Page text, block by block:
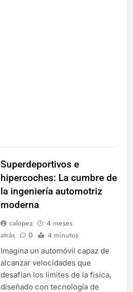
Superdeportivos e
hipercoches: La cumbre de
la ingeniería automotriz
moderna
calopez
4 meses
atrás
0 4 minutos
Imagina un automóvil capaz de
alcanzar velocidades que
desafían los límites de la física,
diseñado con tecnología de